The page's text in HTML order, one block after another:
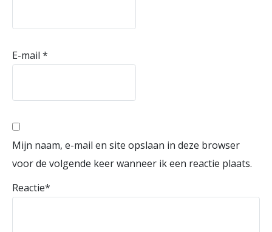
E-mail *
Mijn naam, e-mail en site opslaan in deze browser
voor de volgende keer wanneer ik een reactie plaats.
Reactie*